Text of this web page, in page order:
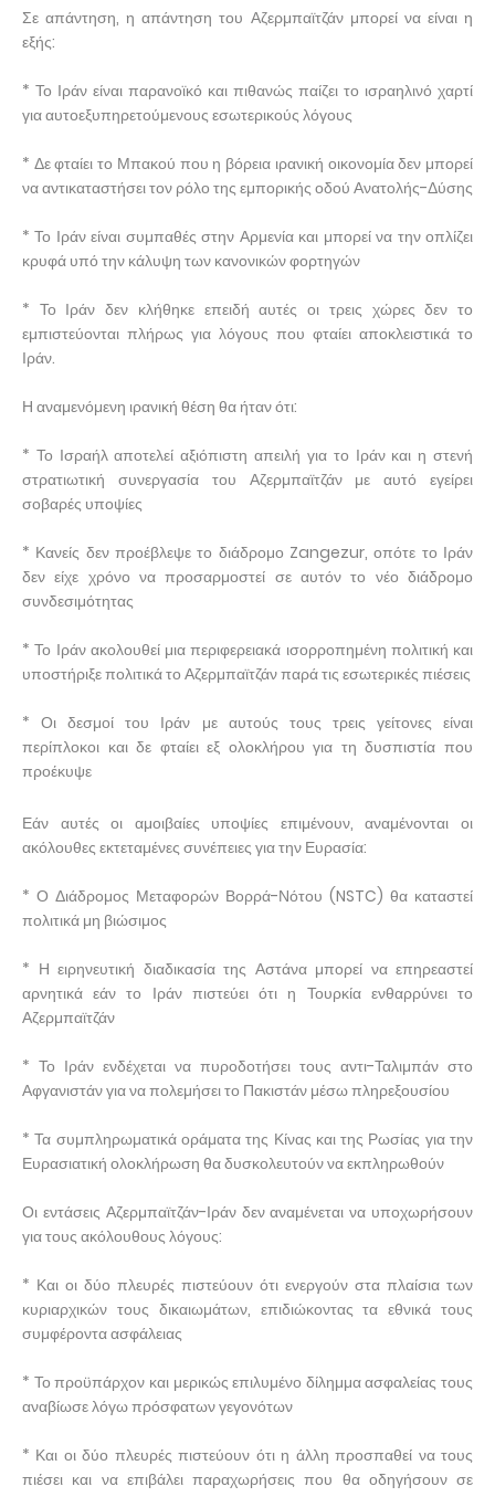
Σε απάντηση, η απάντηση του Αζερμπαϊτζάν μπορεί να είναι η
εξής:
* Το Ιράν είναι παρανοϊκό και πιθανώς παίζει το ισραηλινό χαρτί
για αυτοεξυπηρετούμενους εσωτερικούς λόγους
* Δε φταίει το Μπακού που η βόρεια ιρανική οικονομία δεν μπορεί
να αντικαταστήσει τον ρόλο της εμπορικής οδού Ανατολής-Δύσης
* Το Ιράν είναι συμπαθές στην Αρμενία και μπορεί να την οπλίζει
κρυφά υπό την κάλυψη των κανονικών φορτηγών
* Το Ιράν δεν κλήθηκε επειδή αυτές οι τρεις χώρες δεν το
εμπιστεύονται πλήρως για λόγους που φταίει αποκλειστικά το
Ιράν.
Η αναμενόμενη ιρανική θέση θα ήταν ότι:
* Το Ισραήλ αποτελεί αξιόπιστη απειλή για το Ιράν και η στενή
στρατιωτική συνεργασία του Αζερμπαϊτζάν με αυτό εγείρει
σοβαρές υποψίες
* Κανείς δεν προέβλεψε το διάδρομο Zangezur, οπότε το Ιράν
δεν είχε χρόνο να προσαρμοστεί σε αυτόν το νέο διάδρομο
συνδεσιμότητας
* Το Ιράν ακολουθεί μια περιφερειακά ισορροπημένη πολιτική και
υποστήριξε πολιτικά το Αζερμπαϊτζάν παρά τις εσωτερικές πιέσεις
* Οι δεσμοί του Ιράν με αυτούς τους τρεις γείτονες είναι
περίπλοκοι και δε φταίει εξ ολοκλήρου για τη δυσπιστία που
προέκυψε
Εάν αυτές οι αμοιβαίες υποψίες επιμένουν, αναμένονται οι
ακόλουθες εκτεταμένες συνέπειες για την Ευρασία:
* Ο Διάδρομος Μεταφορών Βορρά-Νότου (NSTC) θα καταστεί
πολιτικά μη βιώσιμος
* Η ειρηνευτική διαδικασία της Αστάνα μπορεί να επηρεαστεί
αρνητικά εάν το Ιράν πιστεύει ότι η Τουρκία ενθαρρύνει το
Αζερμπαϊτζάν
* Το Ιράν ενδέχεται να πυροδοτήσει τους αντι-Ταλιμπάν στο
Αφγανιστάν για να πολεμήσει το Πακιστάν μέσω πληρεξουσίου
* Τα συμπληρωματικά οράματα της Κίνας και της Ρωσίας για την
Ευρασιατική ολοκλήρωση θα δυσκολευτούν να εκπληρωθούν
Οι εντάσεις Αζερμπαϊτζάν-Ιράν δεν αναμένεται να υποχωρήσουν
για τους ακόλουθους λόγους:
* Και οι δύο πλευρές πιστεύουν ότι ενεργούν στα πλαίσια των
κυριαρχικών τους δικαιωμάτων, επιδιώκοντας τα εθνικά τους
συμφέροντα ασφάλειας
* Το προϋπάρχον και μερικώς επιλυμένο δίλημμα ασφαλείας τους
αναβίωσε λόγω πρόσφατων γεγονότων
* Και οι δύο πλευρές πιστεύουν ότι η άλλη προσπαθεί να τους
πιέσει και να επιβάλει παραχωρήσεις που θα οδηγήσουν σε